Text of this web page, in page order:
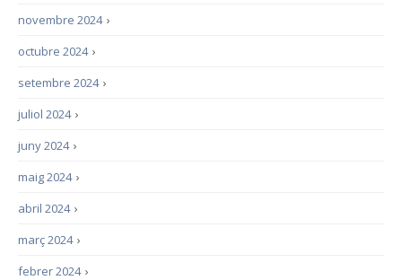
›
novembre 2024
›
octubre 2024
›
setembre 2024
›
juliol 2024
›
juny 2024
›
maig 2024
›
abril 2024
›
març 2024
›
febrer 2024